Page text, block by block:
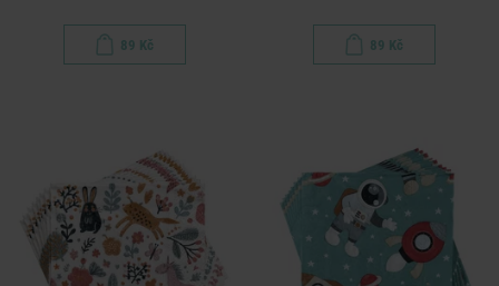
89 Kč 89 Kč